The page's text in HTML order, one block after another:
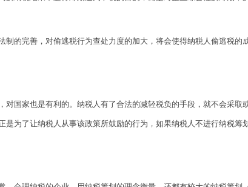
制的完善，对偷逃税行为查处力度的加大，将会使得纳税人偷逃税
对国家也是有利的。纳税人有了合法的减轻税负的手段，就不会采
是为了让纳税人从事该政策所鼓励的行为，如果纳税人不进行纳税